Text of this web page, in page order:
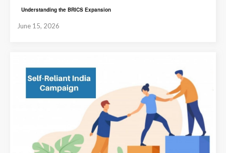
Understanding the BRICS Expansion
June 15, 2026